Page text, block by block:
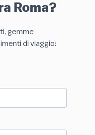
Roma?
gemme
di viaggio: